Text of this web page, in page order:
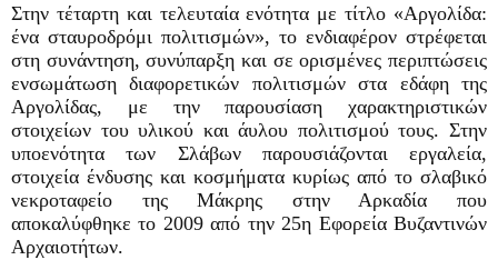
Στην τέταρτη και τελευταία ενότητα με τίτλο «Αργολίδα:
ένα σταυροδρόμι πολιτισμών», το ενδιαφέρον στρέφεται
στη συνάντηση, συνύπαρξη και σε ορισμένες περιπτώσεις
ενσωμάτωση διαφορετικών πολιτισμών στα εδάφη της
Αργολίδας, με την παρουσίαση χαρακτηριστικών
στοιχείων του υλικού και άυλου πολιτισμού τους. Στην
υποενότητα των Σλάβων παρουσιάζονται εργαλεία,
στοιχεία ένδυσης και κοσμήματα κυρίως από το σλαβικό
νεκροταφείο της Μάκρης στην Αρκαδία που
αποκαλύφθηκε το 2009 από την 25η Εφορεία Βυζαντινών
Αρχαιοτήτων.